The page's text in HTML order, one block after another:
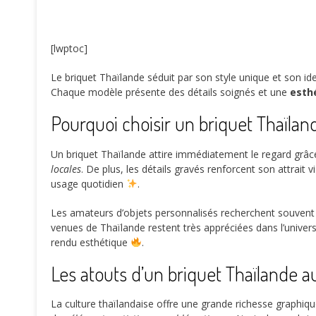
[lwptoc]
Le briquet Thaïlande séduit par son style unique et son
Chaque modèle présente des détails soignés et une
Pourquoi choisir un briquet
Un briquet Thaïlande attire immédiatement le regard
locales. De plus, les détails gravés renforcent son attrait
usage quotidien
.
Les amateurs d’objets personnalisés recherchent
venues de Thaïlande restent très appréciées dans
rendu esthétique
.
Les atouts d’un briquet Thaïlande
La culture thaïlandaise offre une grande richesse